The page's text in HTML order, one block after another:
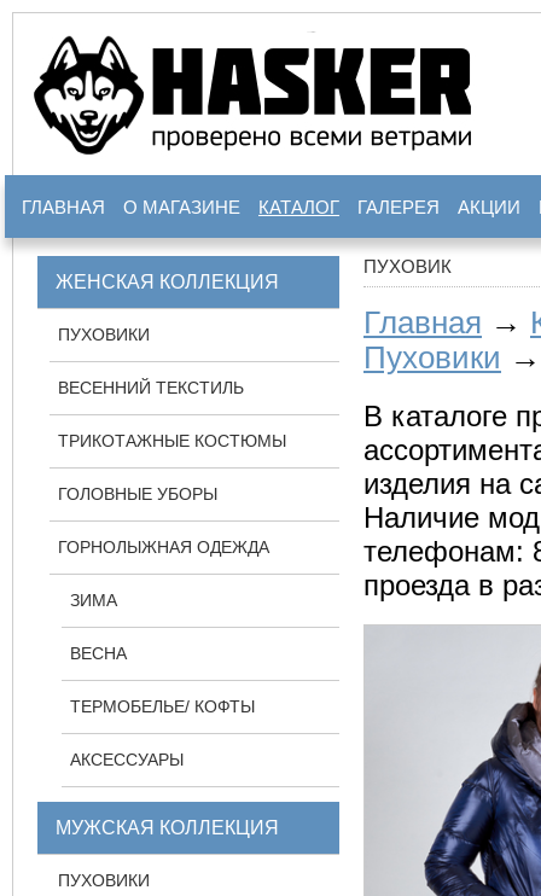
ГЛАВНАЯ О МАГАЗИНЕ КАТАЛОГ ГАЛЕРЕЯ АКЦИИ
ПУХОВИК
Главная →
Пуховики →
В каталоге
изделия на
Наличие
телефонам:
проезда в
ЖЕНСКАЯ КОЛЛЕКЦИЯ
ПУХОВИКИ
ВЕСЕННИЙ ТЕКСТИЛЬ
ТРИКОТАЖНЫЕ КОСТЮМЫ
ГОЛОВНЫЕ УБОРЫ
ГОРНОЛЫЖНАЯ ОДЕЖДА
ЗИМА
ВЕСНА
ТЕРМОБЕЛЬЕ/ КОФТЫ
АКСЕССУАРЫ
МУЖСКАЯ КОЛЛЕКЦИЯ
ПУХОВИКИ